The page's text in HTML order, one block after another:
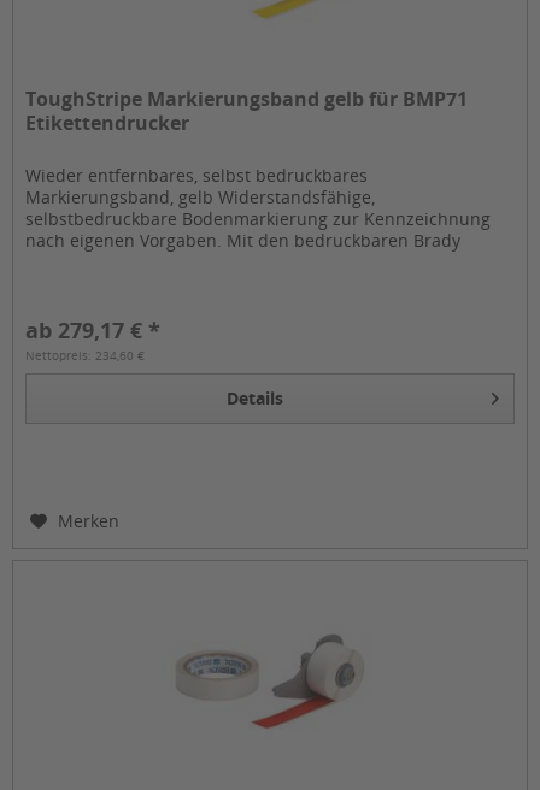
ToughStripe Markierungsband gelb für BMP71
Etikettendrucker
Wieder entfernbares, selbst bedruckbares
Markierungsband, gelb Widerstandsfähige,
selbstbedruckbare Bodenmarkierung zur Kennzeichnung
nach eigenen Vorgaben. Mit den bedruckbaren Brady
ab 279,17 € *
Nettopreis: 234,60 €
Details
Merken